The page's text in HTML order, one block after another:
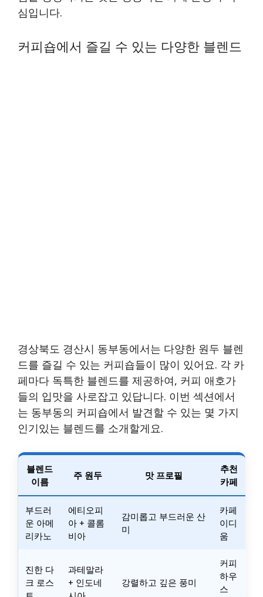
심입니다.
커피숍에서 즐길 수 있는 다양한 블렌드
경상북도 경산시 동부동에서는 다양한 원두 블렌
드를 즐길 수 있는 커피숍들이 많이 있어요. 각 카
페마다 독특한 블렌드를 제공하여, 커피 애호가
들의 입맛을 사로잡고 있답니다. 이번 섹션에서
는 동부동의 커피숍에서 발견할 수 있는 몇 가지
인기있는 블렌드를 소개할게요.
블렌드
이름
주 원두 맛 프로필
추천
카페
부드러
운 아메
리카노
에티오피
아 + 콜롬
비아
감미롭고 부드러운 산
미
카페
이디
움
진한 다
크 로스
과테말라
+ 인도네
강렬하고 깊은 풍미
커피
하우
스